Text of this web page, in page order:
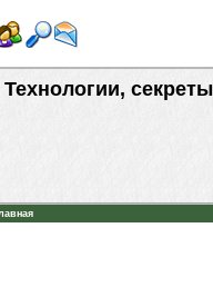
Технологии,